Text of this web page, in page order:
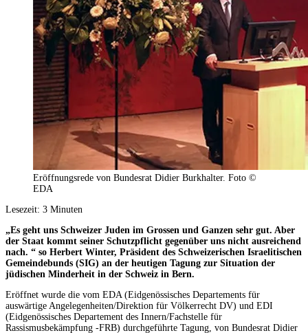
Eröffnungsrede von Bundesrat Didier Burkhalter. Foto ©
EDA
Lesezeit: 3 Minuten
„Es geht uns Schweizer Juden im Grossen und Ganzen sehr gut. Aber
der Staat kommt seiner Schutzpflicht gegenüber uns nicht ausreichend
nach. “ so Herbert Winter, Präsident des Schweizerischen Israelitischen
Gemeindebunds (SIG) an der heutigen Tagung zur Situation der
jüdischen Minderheit in der Schweiz in Bern.
Eröffnet wurde die vom EDA (Eidgenössisches Departements für
auswärtige Angelegenheiten/Direktion für Völkerrecht DV) und EDI
(Eidgenössisches Departement des Innern/Fachstelle für
Rassismusbekämpfung -FRB) durchgeführte Tagung, von Bundesrat Didier